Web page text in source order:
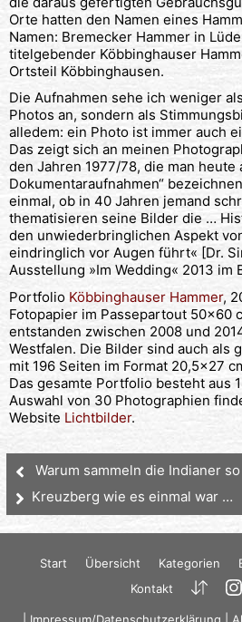
Orte hatten den Namen eines
Namen: Bremecker Hammer in
titelgebender Köbbinghauser
Ortsteil Köbbinghausen.
Die Aufnahmen sehe ich weniger
Photos an, sondern als
alledem: ein Photo ist immer auch
Das zeigt sich an meinen
den Jahren 1977/78, die man heute
Dokumentaraufnahmen“
einmal, ob in 40 Jahren jemand
thematisieren seine Bilder die …
den unwiederbringlichen Aspekt
eindringlich vor Augen führt« [Dr.
Ausstellung »Im Wedding« 2013 im
Portfolio Köbbinghauser Hammer,
Fotopapier im Passepartout 50×60
entstanden zwischen 2008 und
Westfalen. Die Bilder sind auch als
mit 196 Seiten im Format 20,5×27
Das gesamte Portfolio besteht aus
Auswahl von 30 Photographien
Website Lichtbilder.
Warum sammeln die Indianer
Kreuzberg wie es einmal war …
Start Übersicht Kategorien
Kontakt
Impressum/Datenschutzerklärung |